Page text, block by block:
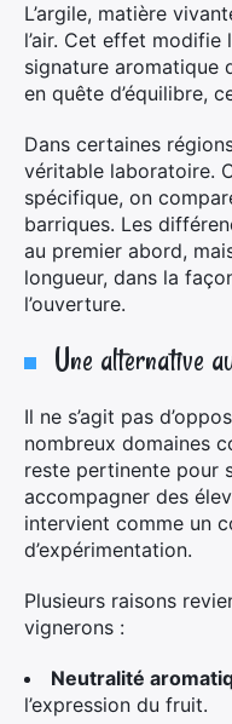
L’argile, matière
l’air. Cet effet
signature aromatique
en quête d’équilibre,
Dans certaines
véritable laboratoire.
spécifique, on
barriques. Les
au premier abord,
longueur, dans la
l’ouverture.
Une alternative
Il ne s’agit pas
nombreux domaines
reste pertinente pour
accompagner des
intervient comme un
d’expérimentation.
Plusieurs raisons
vignerons :
Neutralité
l’expression du fruit.
Rechercher
: